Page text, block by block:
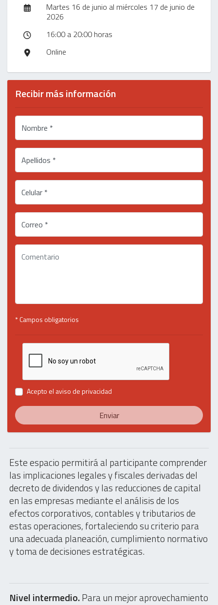
Este espacio permitirá al participante comprender
las implicaciones legales y fiscales derivadas del
decreto de dividendos y las reducciones de capital
en las empresas mediante el análisis de los
efectos corporativos, contables y tributarios de
estas operaciones, fortaleciendo su criterio para
una adecuada planeación, cumplimiento normativo
y toma de decisiones estratégicas.
Nivel intermedio.Para un mejor aprovechamiento
Martes 16 de junio al miércoles 17 de junio de
2026
16:00 a 20:00 horas
Online
Recibir más información
Nombre *
Apellidos *
Celular *
Correo *
* Campos obligatorios
Acepto el aviso de privacidad
Enviar